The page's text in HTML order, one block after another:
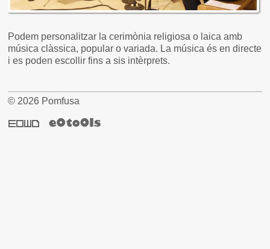
Podem personalitzar la cerimònia religiosa o laica amb
música clàssica, popular o variada. La música és en directe
i es poden escollir fins a sis intèrprets.
© 2026 Pomfusa